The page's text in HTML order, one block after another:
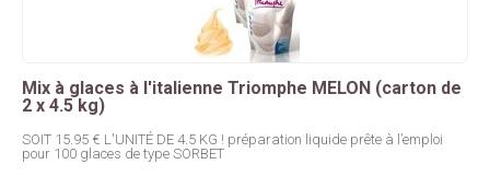
Mix à glaces à l'italienne Triomphe MELON (carton de
2 x 4.5 kg)
SOIT 15.95 € L'UNITÉ DE 4.5 KG ! préparation liquide prête à l’emploi
pour 100 glaces de type SORBET